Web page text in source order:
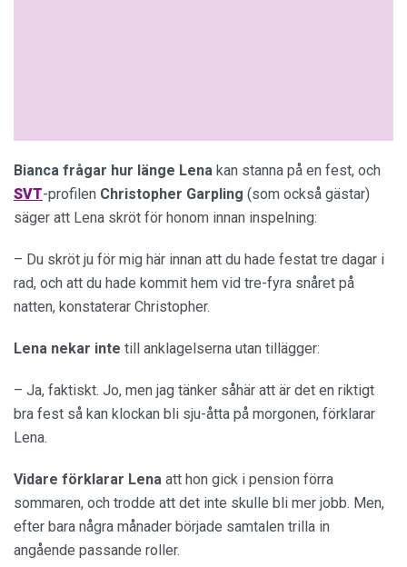
Bianca frågar hur länge Lena kan stanna på en fest, och
SVT-profilen Christopher Garpling (som också gästar)
säger att Lena skröt för honom innan inspelning:
– Du skröt ju för mig här innan att du hade festat tre dagar i
rad, och att du hade kommit hem vid tre-fyra snåret på
natten, konstaterar Christopher.
Lena nekar inte till anklagelserna utan tillägger:
– Ja, faktiskt. Jo, men jag tänker såhär att är det en riktigt
bra fest så kan klockan bli sju-åtta på morgonen, förklarar
Lena.
Vidare förklarar Lena att hon gick i pension förra
sommaren, och trodde att det inte skulle bli mer jobb. Men,
efter bara några månader började samtalen trilla in
angående passande roller.